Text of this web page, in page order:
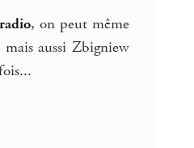
, on peut même
mais aussi Zbigniew